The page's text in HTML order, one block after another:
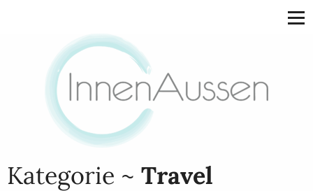
Kategorie ~ Travel